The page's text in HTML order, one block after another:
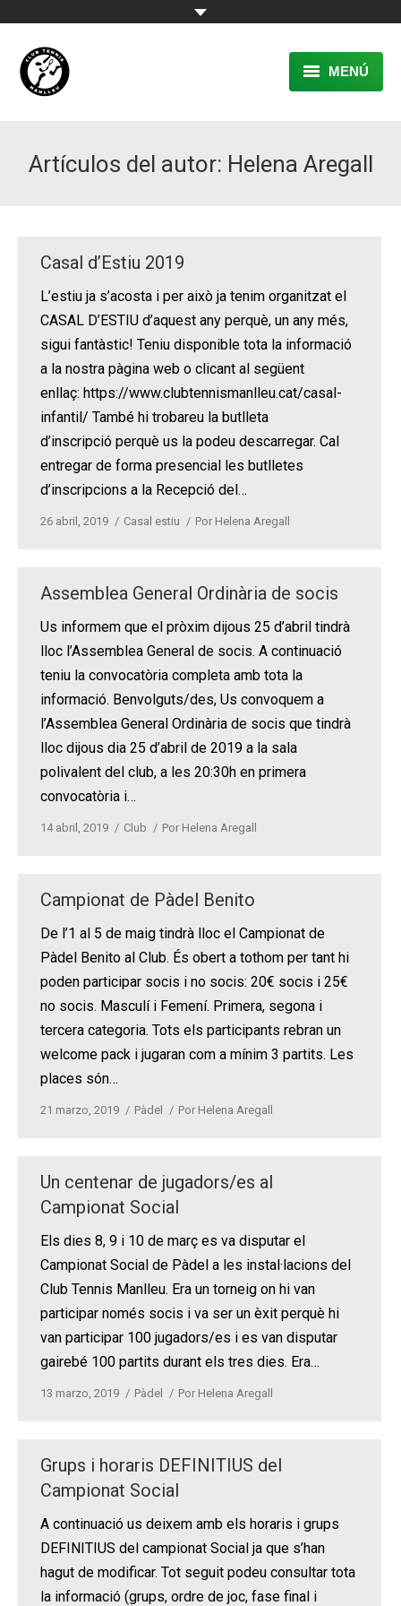
MENÚ
RESERVA
CONTACTE
Artículos del autor: Helena Aregall
Casal d’Estiu 2019
L’estiu ja s’acosta i per això ja tenim organitzat el
CASAL D’ESTIU d’aquest any perquè, un any més,
sigui fantàstic! Teniu disponible tota la informació
a la nostra pàgina web o clicant al següent
enllaç: https://www.clubtennismanlleu.cat/casal-
infantil/ També hi trobareu la butlleta
d’inscripció perquè us la podeu descarregar. Cal
entregar de forma presencial les butlletes
d’inscripcions a la Recepció del…
26 abril, 2019 Casal estiu Por Helena Aregall
Assemblea General Ordinària de socis
Us informem que el pròxim dijous 25 d’abril tindrà
lloc l’Assemblea General de socis. A continuació
teniu la convocatòria completa amb tota la
informació. Benvolguts/des, Us convoquem a
l’Assemblea General Ordinària de socis que tindrà
lloc dijous dia 25 d’abril de 2019 a la sala
polivalent del club, a les 20:30h en primera
convocatòria i…
14 abril, 2019 Club Por Helena Aregall
Campionat de Pàdel Benito
De l’1 al 5 de maig tindrà lloc el Campionat de
Pàdel Benito al Club. És obert a tothom per tant hi
poden participar socis i no socis: 20€ socis i 25€
no socis. Masculí i Femení. Primera, segona i
tercera categoria. Tots els participants rebran un
welcome pack i jugaran com a mínim 3 partits. Les
places són…
21 marzo, 2019 Pàdel Por Helena Aregall
Un centenar de jugadors/es al
Campionat Social
Els dies 8, 9 i 10 de març es va disputar el
Campionat Social de Pàdel a les instal·lacions del
Club Tennis Manlleu. Era un torneig on hi van
participar només socis i va ser un èxit perquè hi
van participar 100 jugadors/es i es van disputar
gairebé 100 partits durant els tres dies. Era…
13 marzo, 2019 Pàdel Por Helena Aregall
Grups i horaris DEFINITIUS del
Campionat Social
A continuació us deixem amb els horaris i grups
DEFINITIUS del campionat Social ja que s’han
hagut de modificar. Tot seguit podeu consultar tota
la informació (grups, ordre de joc, fase final i